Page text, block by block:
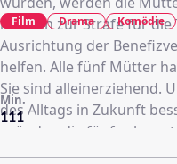
müssen zur Strafe für
Ausrichtung der
helfen. Alle fünf Mütter
Sie sind alleinerziehend.
des Alltags in Zukunft
gründen die fünf sehr
Selbsthilfegruppe The
111
Min.
Film Drama Komödie